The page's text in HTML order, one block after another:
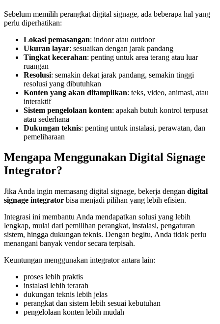
Sebelum memilih perangkat digital signage, ada beberapa hal yang
perlu diperhatikan:
Lokasi pemasangan: indoor atau outdoor
Ukuran layar: sesuaikan dengan jarak pandang
Tingkat kecerahan: penting untuk area terang atau luar
ruangan
Resolusi: semakin dekat jarak pandang, semakin tinggi
resolusi yang dibutuhkan
Konten yang akan ditampilkan: teks, video, animasi, atau
interaktif
Sistem pengelolaan konten: apakah butuh kontrol terpusat
atau sederhana
Dukungan teknis: penting untuk instalasi, perawatan, dan
pemeliharaan
Mengapa Menggunakan Digital Signage
Integrator?
Jika Anda ingin memasang digital signage, bekerja dengan digital
signage integrator bisa menjadi pilihan yang lebih efisien.
Integrasi ini membantu Anda mendapatkan solusi yang lebih
lengkap, mulai dari pemilihan perangkat, instalasi, pengaturan
sistem, hingga dukungan teknis. Dengan begitu, Anda tidak perlu
menangani banyak vendor secara terpisah.
Keuntungan menggunakan integrator antara lain:
proses lebih praktis
instalasi lebih terarah
dukungan teknis lebih jelas
perangkat dan sistem lebih sesuai kebutuhan
pengelolaan konten lebih mudah